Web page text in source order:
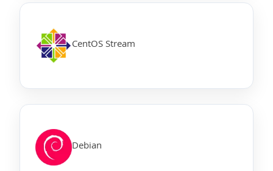
CentOS Stream
Debian